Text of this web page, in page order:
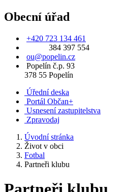
Obecní úřad
+420 723 134 461
384 397 554
ou@popelin.cz
Popelín č.p. 93
378 55 Popelín
Úřední deska
Portál Občan+
Usnesení zastupitelstva
Zpravodaj
Úvodní stránka
Život v obci
Fotbal
Partneři klubu